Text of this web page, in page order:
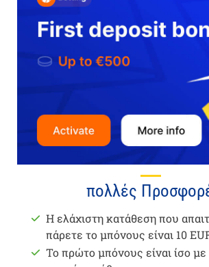
πολλές
Η ελάχιστη κατάθεση που
πάρετε το μπόνους είναι 10
Το πρώτο μπόνους είναι ίσο με